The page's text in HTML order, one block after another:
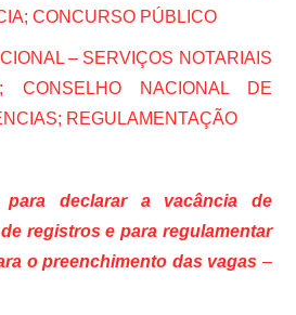
CONCURSO PÚBLICO
– SERVIÇOS NOTARIAIS
CONSELHO NACIONAL DE
REGULAMENTAÇÃO
para declarar a vacância de
registros e para regulamentar
o preenchimento das vagas –